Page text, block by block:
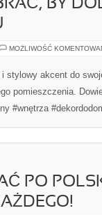
BY
MOŻLIWOŚĆ
akcent do
pomieszczenia.
#wnętrza
PO